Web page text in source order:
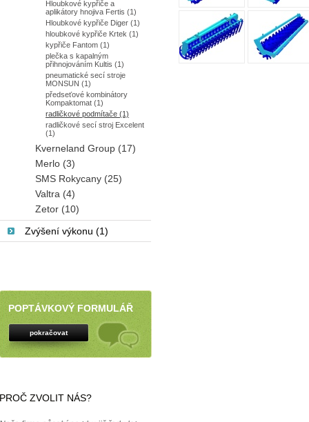
Hloubkové kypřiče a
aplikátory hnojiva Fertis (1)
Hloubkové kypřiče Diger (1)
hloubkové kypřiče Krtek (1)
kypřiče Fantom (1)
plečka s kapalným
přihnojováním Kultis (1)
pneumatické secí stroje
MONSUN (1)
předseťové kombinátory
Kompaktomat (1)
radličkové podmítače (1)
radličkové secí stroj Excelent
(1)
Kverneland Group (17)
Merlo (3)
SMS Rokycany (25)
Valtra (4)
Zetor (10)
Zvýšení výkonu (1)
POPTÁVKOVÝ FORMULÁŘ
pokračovat
PROČ ZVOLIT NÁS?